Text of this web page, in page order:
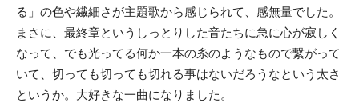
る」の色や繊細さが主題歌から感じられて、感無量でした。
まさに、最終章というしっとりした音たちに急に心が寂しく
なって、でも光ってる何か一本の糸のようなもので繋がって
いて、切っても切っても切れる事はないだろうなという太さ
というか。大好きな一曲になりました。